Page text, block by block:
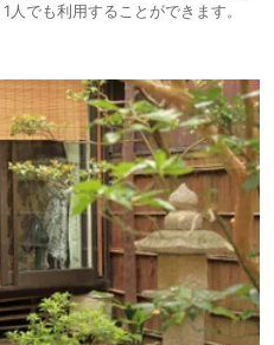
でも利用することができます。